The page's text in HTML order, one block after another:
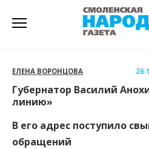
ЕЛЕНА ВОРОНЦОВА
Губернатор Василий
линию»
В его адрес поступило
обращений